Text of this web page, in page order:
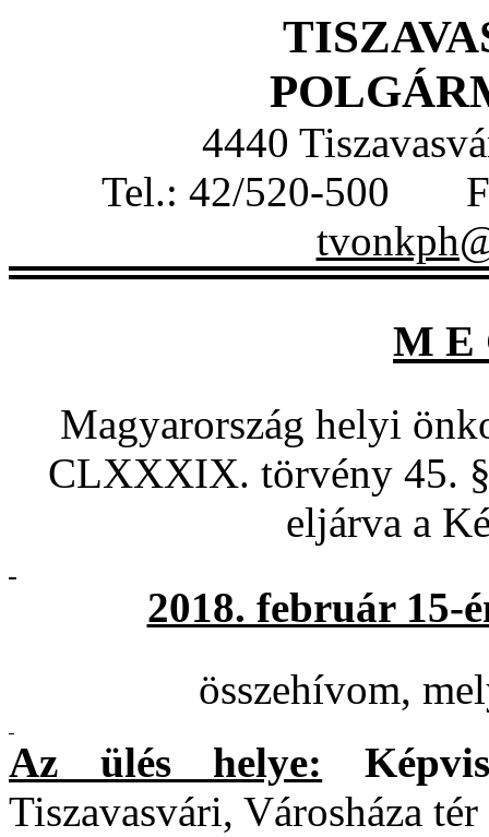
4440
Tel.: 42/520-500
M E
Magyarország helyi
CLXXXIX. törvény 45.
eljárva a
2018. február 15-
összehívom,
Az ülés helye:
Tiszavasvári, Városháza